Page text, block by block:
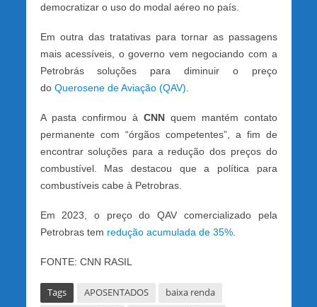
democratizar o uso do modal aéreo no país.
Em outra das tratativas para tornar as passagens
mais acessíveis, o governo vem negociando com a
Petrobrás soluções para diminuir o preço
do Querosene de Aviação (QAV)
A pasta confirmou à CNN quem mantém contato
permanente com “órgãos competentes”, a fim de
encontrar soluções para a redução dos preços do
combustível. Mas destacou que a política para
combustíveis cabe à Petrobras.
Em 2023, o preço do QAV comercializado pela
Petrobras tem redução acumulada de 35%.
FONTE: CNN RASIL
Tags APOSENTADOS
baixa renda